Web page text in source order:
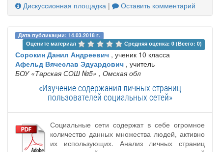
Дискуссионная площадка | Оставить комментарий
Дата публикации: 14.03.2018 г.
Оцените материал
Средняя оценка: 0 (Всего: 0)
Сорокин Данил Андреевич , ученик 10 класса
Афельд Вячеслав Эдуардович , учитель
БОУ «Тарская СОШ №5» , Омская обл
«Изучение содержания личных страниц
пользователей социальных сетей»
Социальные сети содержат в себе огромное
количество данных множества людей, активно
их использующих. Анализ личных страниц